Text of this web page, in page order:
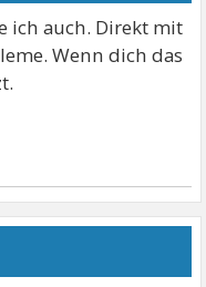
ich auch. Direkt mit
Wenn dich das